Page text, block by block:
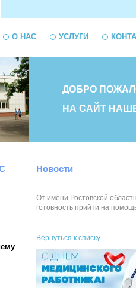
О НАС УСЛУГИ
ДОБРО
НА САЙТ
Новости
От имени Ростовской
готовность прийти на
Вернуться к списку